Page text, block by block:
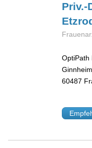
Priv.-
OptiPath
60487